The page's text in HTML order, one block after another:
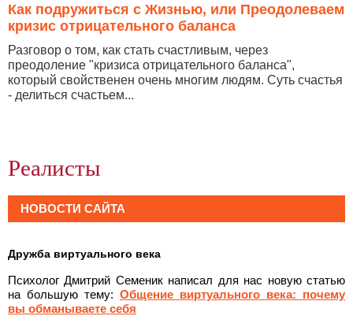
Реалисты
НОВОСТИ САЙТА
Дружба виртуального века
Психолог Дмитрий Семеник написал для нас новую статью
на большую тему: Общение виртуального века: почему
вы обманываете себя
Как подружиться с Жизнью, или Преодолеваем
кризис отрицательного баланса
Разговор о том, как стать счастливым, через
преодоление "кризиса отрицательного баланса",
который свойственен очень многим людям. Суть счастья
- делиться счастьем...